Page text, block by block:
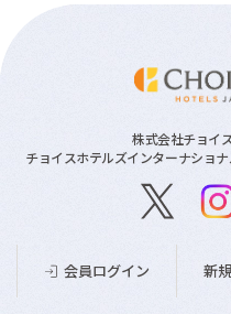
株式会社チョイ
チョイスホテルズインターナショ
会員ログイン 新